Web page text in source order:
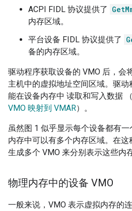
ACPI FIDL 协议提供了
内存区域。
平台设备 FIDL 协议提供了
备的内存区域。
驱动程序获取设备的 VMO 后，会
主机中的虚拟地址空间区域。驱
能在设备内存中 读取和写入数据
VMO 映射到 VMAR）。
虽然图 1 似乎显示每个设备都有
内存中可以有多个内存区域。在
生成多个 VMO 来分别表示这些内
物理内存中的设备 VMO
一般来说，VMO 表示虚拟内存的